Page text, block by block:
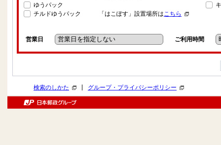
ゆうパック
チルドゆうパック
「はこぽす」設置場所はこちら
営業日 ご利用時間
検索のしかた グループ・プライバシーポリシー